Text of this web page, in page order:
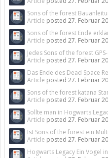
Sons of the forest
Article posted 27. Februar
Sons of the forest Ende
Article posted 27. Februar
Jedes Sons of the forest
Article posted 27. Februar
Das Ende des Dead Space
Article posted 27. Februar
Sons of the forest katana
Article posted 27. Februar
Sollte man in Hogwarts
Article posted 27. Februar
Ist Sons of the forest ein
Article posted 27. Februar
Hogwarts Legacy Ein Vogel